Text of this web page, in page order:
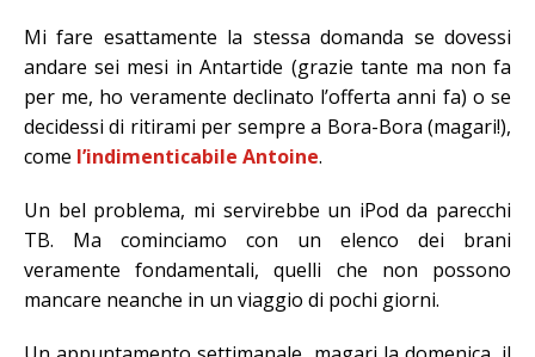
Mi fare esattamente la stessa domanda se dovessi
andare sei mesi in Antartide (grazie tante ma non fa
per me, ho veramente declinato l’offerta anni fa) o se
decidessi di ritirami per sempre a Bora-Bora (magari!),
come l’indimenticabile Antoine.
Un bel problema, mi servirebbe un iPod da parecchi
TB. Ma cominciamo con un elenco dei brani
veramente fondamentali, quelli che non possono
mancare neanche in un viaggio di pochi giorni.